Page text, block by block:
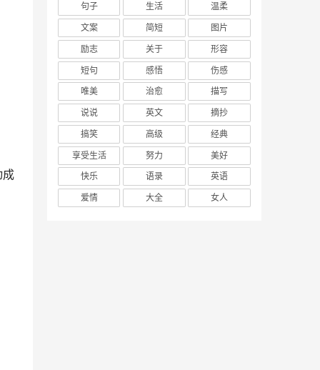
句子 生活
温柔
文案
简短
图片
励志
关于
形容
短句
感悟
伤感
唯美
治愈
描写
说说
英文
摘抄
搞笑
高级
经典
享受生活
努力
美好
快乐
语录
英语
爱情
大全 女人